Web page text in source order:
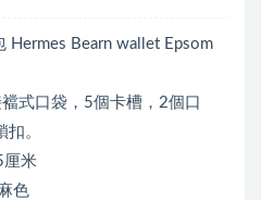
Hermes Bearn wallet Epsom
式口袋，5個卡槽，2個口
。
厘米
色